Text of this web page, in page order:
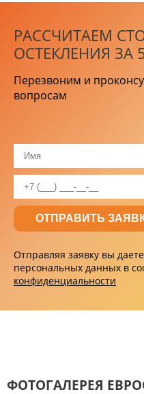
РАССЧИТАЕМ
ОСТЕКЛЕНИЯ ЗА
Перезвоним и
вопросам
Отправляя заявку вы
персональных данных в
конфиденциальности
ФОТОГАЛЕРЕЯ